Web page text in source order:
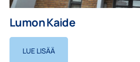
Lumon Kaide
LUE LISÄÄ